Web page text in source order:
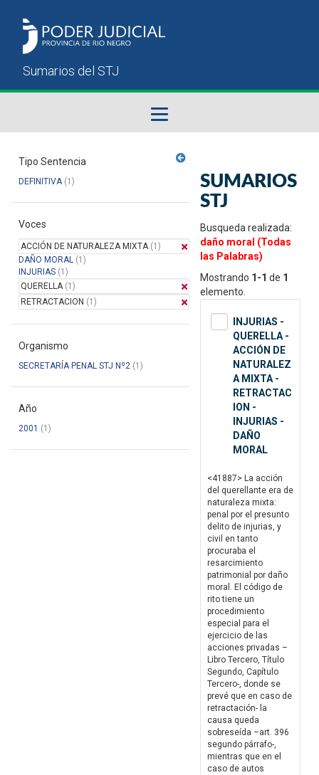
Sumarios del STJ
Manual del Usuario
Tipo Sentencia
DEFINITIVA(1)
Voces
ACCIÓN DE NATURALEZA MIXTA(1)
DAÑO MORAL (1)
INJURIAS (1)
QUERELLA(1)
RETRACTACION (1)
Organismo
SECRETARÍA PENAL STJ Nº2 (1)
Año
2001 (1)
SUMARIOS
STJ
Busqueda realizada:
daño moral (Todas
las Palabras)
Mostrando 1-1 de 1
elemento.
INJURIAS -
QUERELLA -
ACCIÓN DE
NATURALEZ
A MIXTA -
RETRACTAC
ION -
INJURIAS -
DAÑO
MORAL
<41887> La acción
del querellante era de
naturaleza mixta:
penal por el presunto
delito de injurias, y
civil en tanto
procuraba el
resarcimiento
patrimonial por daño
moral. El código de
rito tiene un
procedimiento
especial para el
ejercicio de las
acciones privadas –
Libro Tercero, Título
Segundo, Capítulo
Tercero-, donde se
prevé que en caso de
retractación- la
causa queda
sobreseída –art. 396
segundo párrafo-,
mientras que en el
caso de autos